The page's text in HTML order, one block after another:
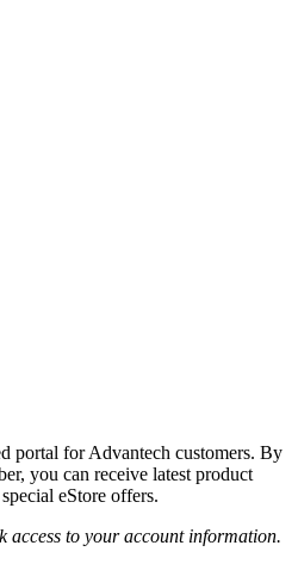
portal for Advantech customers. By
you can receive latest product
eStore offers.
access to your account information.